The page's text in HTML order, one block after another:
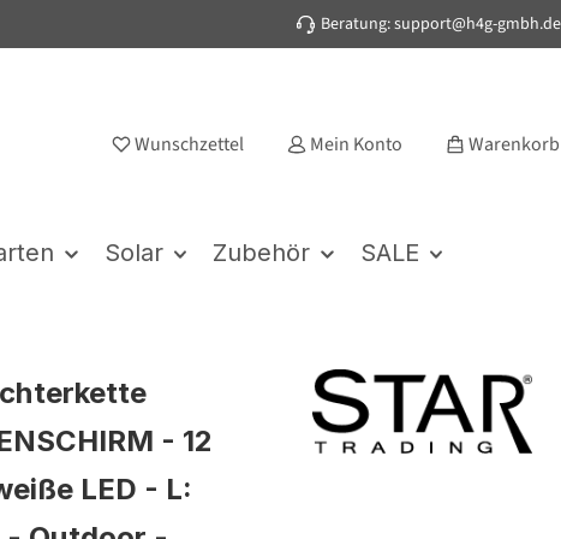
Beratung: support@h4g-gmbh.de
Wunschzettel Mein Konto Warenkorb
Solar Zubehör SALE
- 12
LED - L: